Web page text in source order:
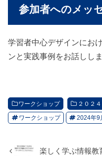
参加者へのメッ
学習者中心デザインにお
ンと実践事例をお話ししま
ワークショップ ２０２
ワークショップ 2024年9
楽しく学ぶ情報教